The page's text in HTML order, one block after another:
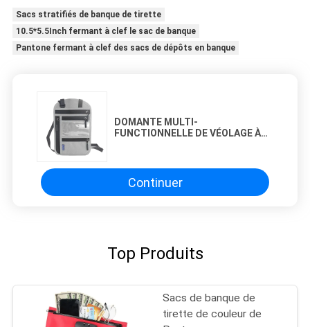
Sacs stratifiés de banque de tirette
10.5*5.5Inch fermant à clef le sac de banque
Pantone fermant à clef des sacs de dépôts en banque
DOMANTE MULTI-
FUNCTIONNELLE DE VÉOLAGE À
DE PASSPORT DOMANTE de
remplacement à l'extérieur de la
boîte de protection
Continuer
Top Produits
Sacs de banque de
tirette de couleur de